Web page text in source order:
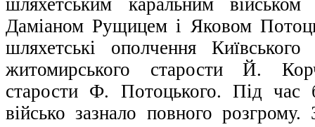
Даміаном Рущицем і Яковом
шляхетські ополчення
житомирського старости Й.
старости Ф. Потоцького. Під час
військо зазнало повного